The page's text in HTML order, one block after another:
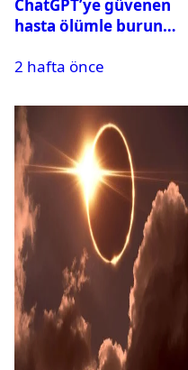
ChatGPT’ye güvenen
hasta ölümle burun
davalık oldu
2 hafta önce